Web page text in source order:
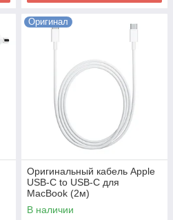
Оригинал
Оригинальный кабель Apple
USB-C to USB-C для
MacBook (2м)
В наличии